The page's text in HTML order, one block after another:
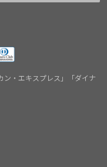
ン・エキスプレス」「ダイナ